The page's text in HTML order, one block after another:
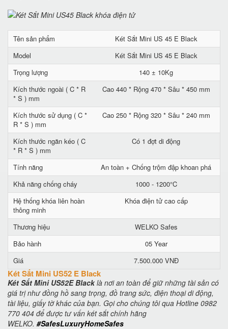
Tên sản phẩm
Két Sắt Mini US 45 E Black
Model
Két Sắt Mini US 45 E Black
Trọng lượng
140 ± 10Kg
Kích thước ngoài ( C * R
* S ) mm
Cao 440 * Rộng 470 * Sâu * 450 mm
Kích thước sử dụng ( C *
R * S ) mm
Cao 250 * Rộng 320 * Sâu * 240 mm
Kích thước ngăn kéo ( C
* R * S ) mm
Có 1 đợt di động
Tính năng
An toàn + Chống trộm đập khoan phá
Khả năng chống cháy
1000 - 1200°C
Hệ thống khóa liên hoàn
thông minh
Khóa điện tử cao cấp
Thương hiệu
WELKO Safes
Bảo hành
05 Year
Giá
7.500.000 VNĐ
Két Sắt Mini US52 E Black
Két Sắt Mini US52E Blacklà nơi an toàn để giữ những tài sản có
giá trị như đồng hồ sang trọng, đồ trang sức, điện thoại di động,
tài liệu, giấy tờ khác của bạn. Gọi cho chúng tôi qua Hotline 0982
770 404 để được tư vấn két sắt chính hãng
WELKO. #SafesLuxuryHomeSafes